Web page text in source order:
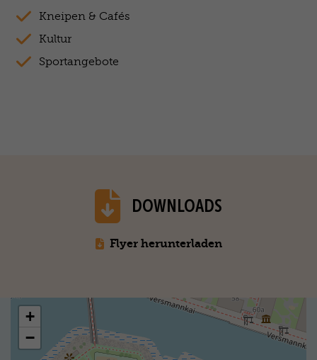
Kneipen & Cafés
Kultur
Sportangebote
DOWNLOADS
Flyer herunterladen
+
−